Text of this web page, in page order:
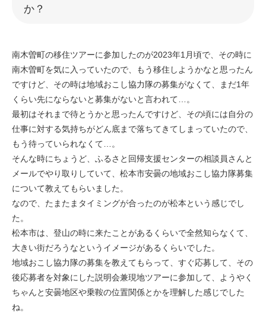
か？
南木曽町の移住ツアーに参加したのが2023年1月頃で、その時に
南木曽町を気に入っていたので、もう移住しようかなと思ったん
ですけど、その時は地域おこし協力隊の募集がなくて、まだ1年
くらい先にならないと募集がないと言われて…。
最初はそれまで待とうかと思ったんですけど、その頃には自分の
仕事に対する気持ちがどん底まで落ちてきてしまっていたので、
もう待っていられなくて…。
そんな時にちょうど、ふるさと回帰支援センターの相談員さんと
メールでやり取りしていて、松本市安曇の地域おこし協力隊募集
について教えてもらいました。
なので、たまたまタイミングが合ったのが松本という感じでし
た。
松本市は、登山の時に来たことがあるくらいで全然知らなくて、
大きい街だろうなというイメージがあるくらいでした。
地域おこし協力隊の募集を教えてもらって、すぐ応募して、その
後応募者を対象にした説明会兼現地ツアーに参加して、ようやく
ちゃんと安曇地区や乗鞍の位置関係とかを理解した感じでした
ね。​